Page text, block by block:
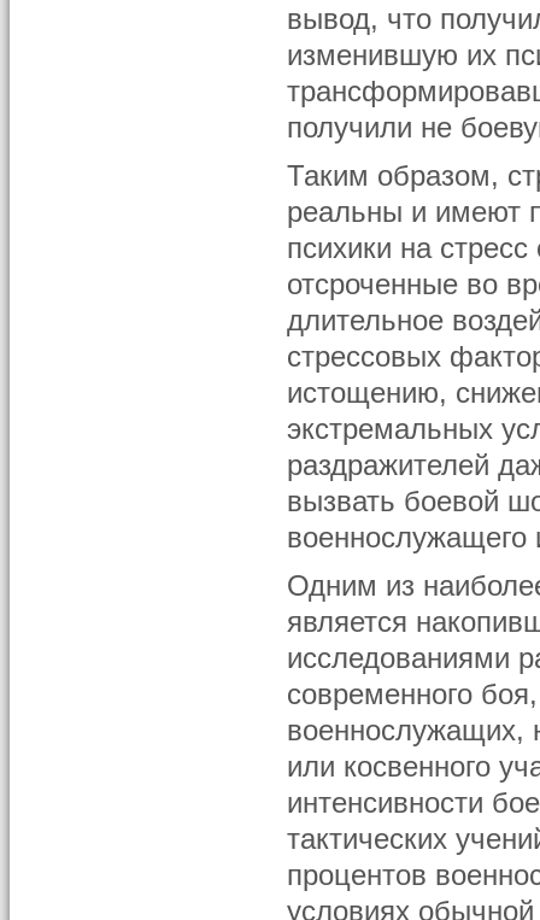
вывод, что
изменившую их
получили не
Таким образом,
реальны и имеют
психики на стресс
отсроченные во
длительное
стрессовых
истощению,
экстремальных
раздражителей
вызвать боевой
военнослужащего
Одним из
является
исследованиями
современного
военнослужащих,
или косвенного
интенсивности
тактических
процентов
условиях